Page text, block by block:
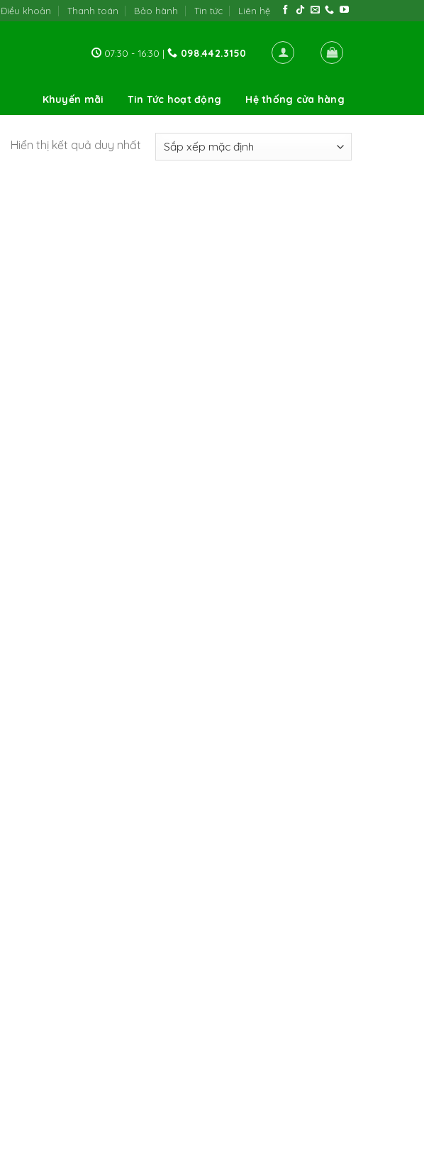
Điều khoản Thanh toán Bảo hành Tin tức Liên hệ
07:30 - 16:30 | 098.442.3150
Khuyến mãi Tin Tức hoạt động Hệ thống cửa hàng
Hiển thị kết quả duy nhất